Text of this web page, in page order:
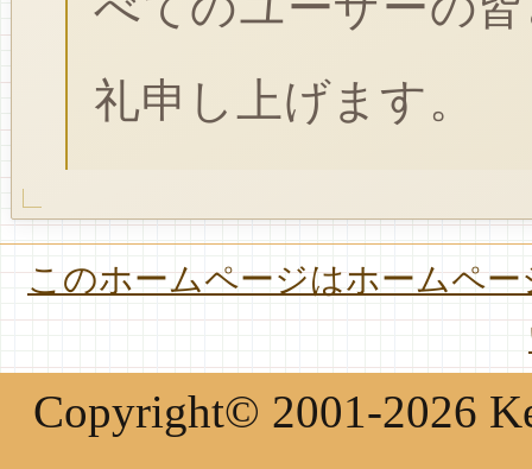
礼申し上げます。
このホームページはホームペ
Copyright© 2001-2026